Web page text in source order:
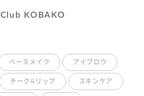
Club KOBAKO
ベースメイク アイブロウ
チーク&リップ スキンケア